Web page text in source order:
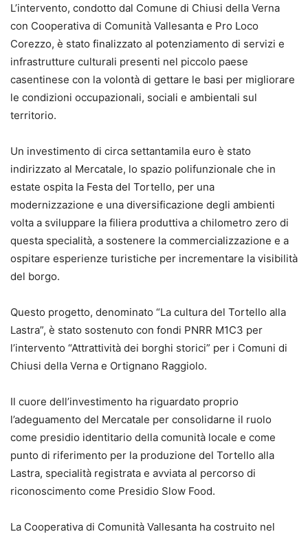
L’intervento, condotto dal Comune di Chiusi della Verna
con Cooperativa di Comunità Vallesanta e Pro Loco
Corezzo, è stato finalizzato al potenziamento di servizi e
infrastrutture culturali presenti nel piccolo paese
casentinese con la volontà di gettare le basi per migliorare
le condizioni occupazionali, sociali e ambientali sul
territorio.
Un investimento di circa settantamila euro è stato
indirizzato al Mercatale, lo spazio polifunzionale che in
estate ospita la Festa del Tortello, per una
modernizzazione e una diversificazione degli ambienti
volta a sviluppare la filiera produttiva a chilometro zero di
questa specialità, a sostenere la commercializzazione e a
ospitare esperienze turistiche per incrementare la visibilità
del borgo.
Questo progetto, denominato “La cultura del Tortello alla
Lastra”, è stato sostenuto con fondi PNRR M1C3 per
l’intervento “Attrattività dei borghi storici” per i Comuni di
Chiusi della Verna e Ortignano Raggiolo.
Il cuore dell’investimento ha riguardato proprio
l’adeguamento del Mercatale per consolidarne il ruolo
come presidio identitario della comunità locale e come
punto di riferimento per la produzione del Tortello alla
Lastra, specialità registrata e avviata al percorso di
riconoscimento come Presidio Slow Food.
La Cooperativa di Comunità Vallesanta ha costruito nel